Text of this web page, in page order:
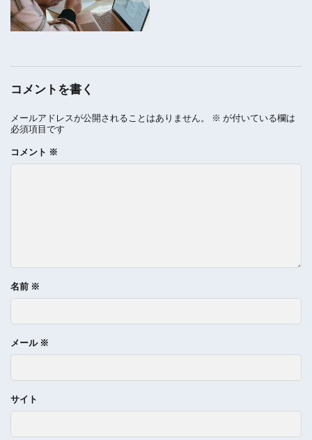
コメントを書く
メールアドレスが公開されることはありません。 ※ が付いている欄は
必須項目です
コメント ※
名前 ※
メール ※
サイト